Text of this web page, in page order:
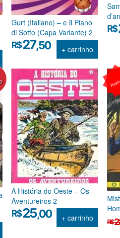
Gurt (Italiano) – e Il Piano
di Sotto (Capa Variante) 2
R$27,50 + carrinho
R$
A História do Oeste – Os
Aventureiros 2
R$25,00 + carrinho R$
O
O